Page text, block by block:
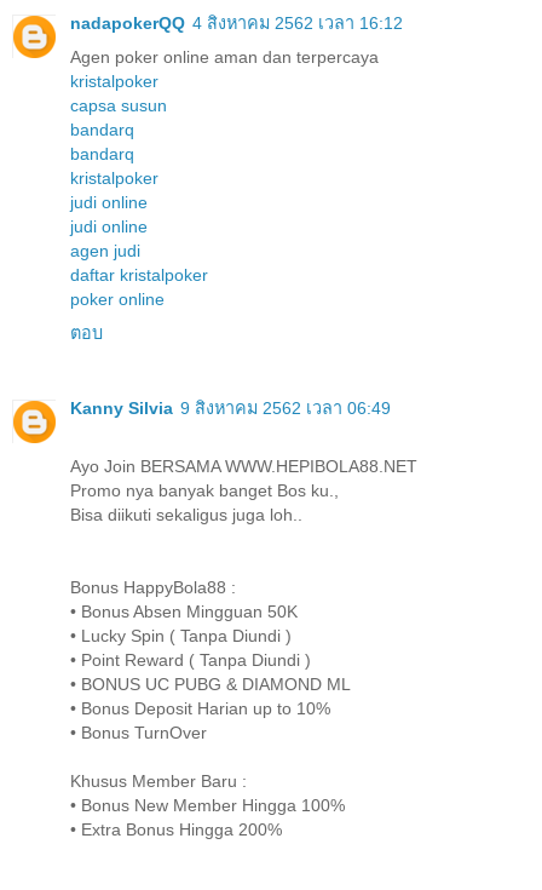
nadapokerQQ 4 สิงหาคม 2562 เวลา 16:12
Agen poker online aman dan terpercaya
kristalpoker
capsa susun
bandarq
bandarq
kristalpoker
judi online
judi online
agen judi
daftar kristalpoker
poker online
ตอบ
Kanny Silvia 9 สิงหาคม 2562 เวลา 06:49
Ayo Join BERSAMA WWW.HEPIBOLA88.NET
Promo nya banyak banget Bos ku.,
Bisa diikuti sekaligus juga loh..
Bonus HappyBola88 :
• Bonus Absen Mingguan 50K
• Lucky Spin ( Tanpa Diundi )
• Point Reward ( Tanpa Diundi )
• BONUS UC PUBG & DIAMOND ML
• Bonus Deposit Harian up to 10%
• Bonus TurnOver
Khusus Member Baru :
• Bonus New Member Hingga 100%
• Extra Bonus Hingga 200%